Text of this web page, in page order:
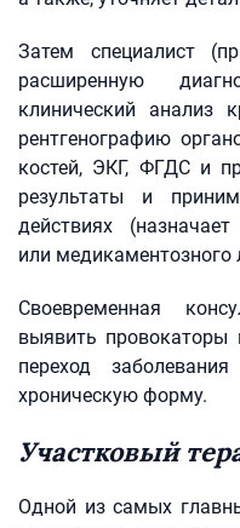
Затем специалист
расширенную
клинический анализ
рентгенографию
костей, ЭКГ, ФГДС и
результаты и
действиях
или медикаментозного
Своевременная
выявить провокаторы
переход
хроническую форму.
Участковый
Одной из самых